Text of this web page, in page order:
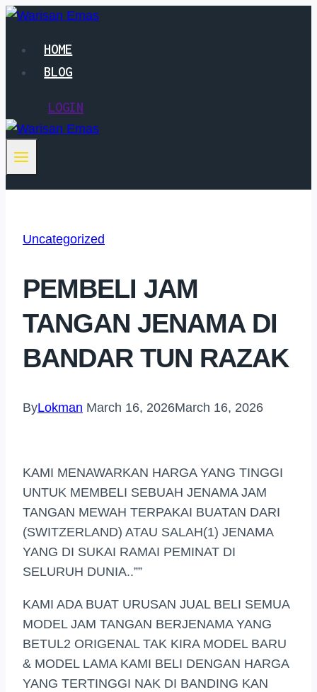
Skip
contentHOME
BLOG
LOGIN
Uncategorized
PEMBELI JAM
TANGAN JENAMA DI
BANDAR TUN RAZAK
ByLokman March 16, 2026March 16, 2026
KAMI MENAWARKAN HARGA YANG TINGGI
UNTUK MEMBELI SEBUAH JENAMA JAM
TANGAN MEWAH TERPAKAI BUATAN DARI
(SWITZERLAND) ATAU SALAH(1) JENAMA
YANG DI SUKAI RAMAI PEMINAT DI
SELURUH DUNIA..””
KAMI ADA BUAT URUSAN JUAL BELI SEMUA
MODEL JAM TANGAN BERJENAMA YANG
BETUL2 ORIGENAL TAK KIRA MODEL BARU
& MODEL LAMA KAMI BELI DENGAN HARGA
YANG TERTINGGI NAK DI BANDING KAN